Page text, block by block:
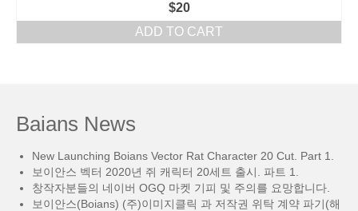
$20
ADD TO CART
Baians News
New Launching Boians Vector Rat Character 20 Cut. Part 1.
보이안스 벡터 2020년 쥐 캐릭터 20세트 출시. 파트 1.
창작자분들의 네이버 OGQ 마켓 기피 및 주의를 요망합니다.
보이안스(Boians) (주)이미지클릭 과 저작권 위탁 계약 파기(해